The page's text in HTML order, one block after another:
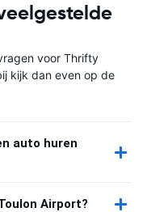
voor Thrifty
kijk dan even op de
auto huren
Airport?